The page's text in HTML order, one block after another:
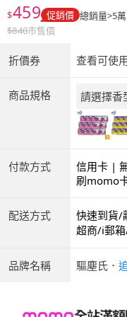
$459 促銷價 總銷量>5萬
$840市售價
折價券 查看可使
商品規格 請選擇香
付款方式
信用卡 |
商付款 |
刷momo
配送方式 快速到貨/
超商/i郵
品牌名稱 驅塵氏 ．